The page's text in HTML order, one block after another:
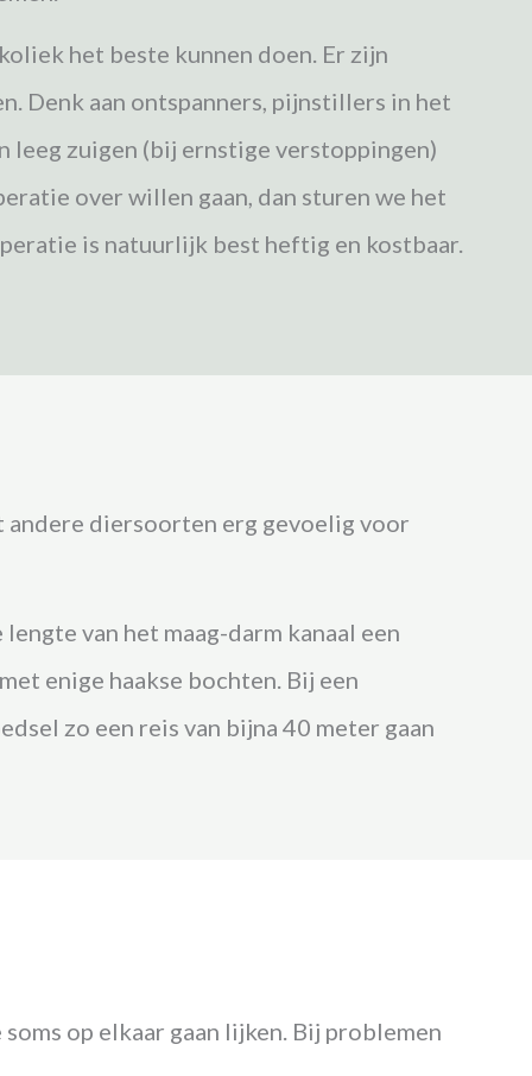
het beste kunnen doen. Er zijn
Denk aan ontspanners, pijnstillers in het
leeg zuigen (bij ernstige verstoppingen)
over willen gaan, dan sturen we het
is natuurlijk best heftig en kostbaar.
diersoorten erg gevoelig voor
van het maag-darm kanaal een
enige haakse bochten. Bij een
zo een reis van bijna 40 meter gaan
op elkaar gaan lijken. Bij problemen